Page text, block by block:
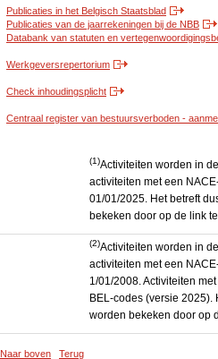
Publicaties in het Belgisch Staatsblad
Publicaties van de jaarrekeningen bij de NBB
Databank van statuten en
Werkgeversrepertorium
Check inhoudingsplicht
Centraal register van bestuursverboden -
(1)Activiteiten worden in
activiteiten met een
01/01/2025. Het betreft
bekeken door op de link
(2)Activiteiten worden in
activiteiten met een
1/01/2008. Activiteiten
BEL-codes (versie
worden bekeken door op
Naar boven Terug